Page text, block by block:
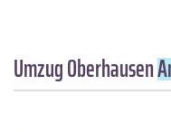
Umzug Oberhausen